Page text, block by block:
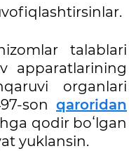
talablari
apparatlarining
organlari
son qaroridan
qodir boʻlgan
yuklansin.